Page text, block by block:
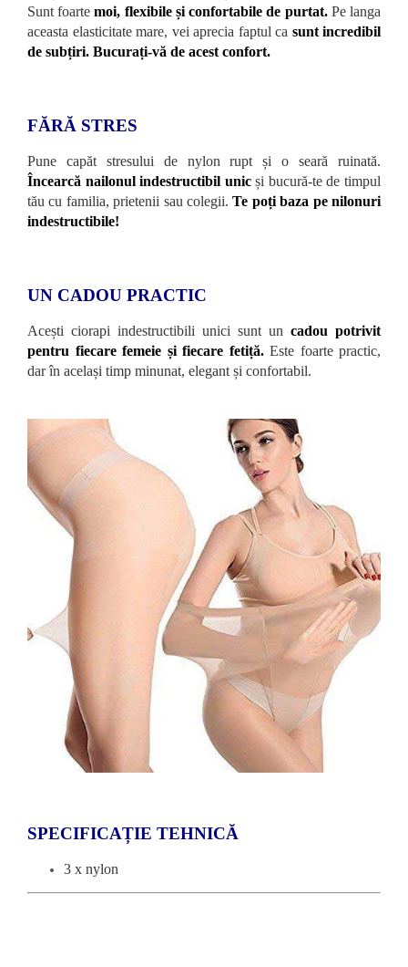
Sunt foartemoi, flexibile și confortabile de purtat.Pe langa
aceasta elasticitate mare, vei aprecia faptul ca sunt incredibil
de subțiri. Bucurați-vă de acest confort.
FĂRĂ STRES
Pune capăt stresului de nylon rupt și o seară ruinată.
Încearcă nailonul indestructibil unic și bucură-te de timpul
tău cu familia, prietenii sau colegii.Te poți baza pe nilonuri
indestructibile!
UN CADOU PRACTIC
Acești ciorapi indestructibili unici sunt un cadou potrivit
pentru fiecare femeie și fiecare fetiță.Este foarte practic,
dar în același timp minunat, elegant și confortabil.
SPECIFICAȚIE TEHNICĂ
3 x nylon